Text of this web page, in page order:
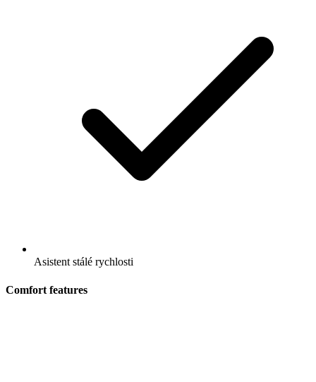
Asistent stálé rychlosti
Comfort features